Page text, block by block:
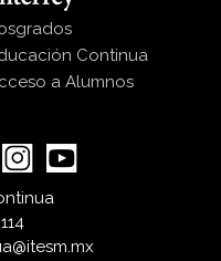
Continua
a Alumnos